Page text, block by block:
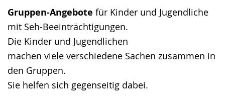
Gruppen-Angebote für Kinder und Jugendliche
mit Seh-Beeinträchtigungen.
Die Kinder und Jugendlichen
machen viele verschiedene Sachen zusammen in
den Gruppen.
Sie helfen sich gegenseitig dabei.